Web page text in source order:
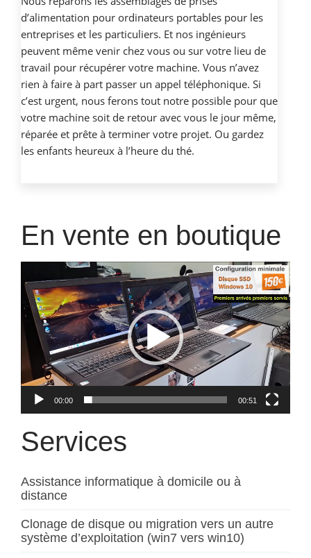
d’alimentation pour ordinateurs portables pour les
entreprises et les particuliers. Et nos ingénieurs
peuvent même venir chez vous ou sur votre lieu de
travail pour récupérer votre machine. Vous n’avez
rien à faire à part passer un appel téléphonique. Si
c’est urgent, nous ferons tout notre possible pour que
votre machine soit de retour avec vous le jour même,
réparée et prête à terminer votre projet. Ou gardez
les enfants heureux à l’heure du thé.
En vente en boutique
vidéo
00:00 00:51
Services
Assistance informatique à domicile ou à
distance
Clonage de disque ou migration vers un autre
système d’exploitation (win7 vers win10)